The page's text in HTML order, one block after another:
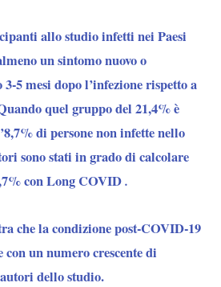
allo studio infetti nei Paesi
un sintomo nuovo o
5 mesi dopo l’infezione rispetto a
quel gruppo del 21,4% è
di persone non infette nello
sono stati in grado di calcolare
con Long COVID.
che la condizione post-COVID-19
un numero crescente di
dello studio.